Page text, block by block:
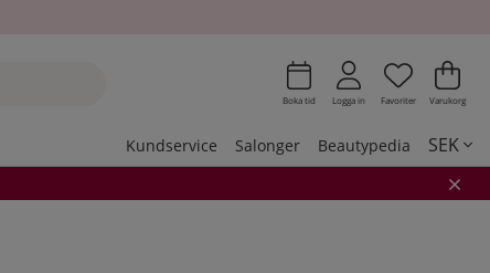
Boka tid Logga in Antal i
.
Favoriter .
Varukorg
Kundservice Salonger Beautypedia SEK